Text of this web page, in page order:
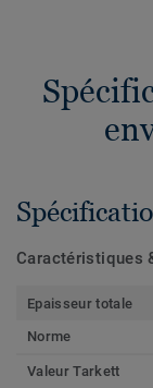
Caractéristiques
Epaisseur totale
Norme
Valeur Tarkett